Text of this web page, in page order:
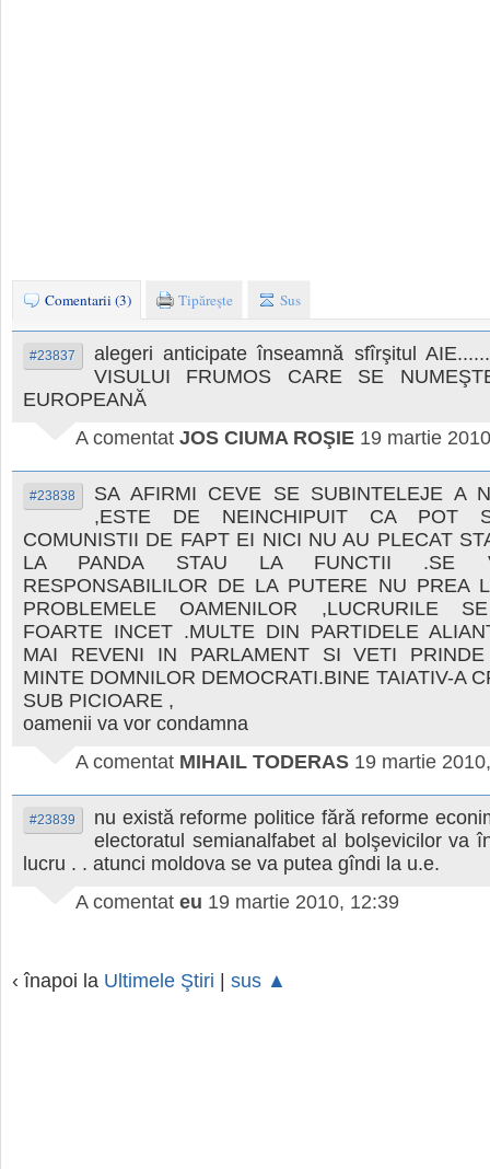
Comentarii (3) Tipăreşte Sus
#23837
alegeri anticipate înseamnă sfîrşitul
VISULUI FRUMOS CARE SE
EUROPEANĂ
A comentat JOS CIUMA ROŞIE 19 martie
#23838
SA AFIRMI CEVE SE SUBINTELEJE A
,ESTE DE NEINCHIPUIT CA POT
COMUNISTII DE FAPT EI NICI NU AU PLECAT
LA PANDA STAU LA FUNCTII .SE
RESPONSABILILOR DE LA PUTERE NU PREA
PROBLEMELE OAMENILOR ,LUCRURILE
FOARTE INCET .MULTE DIN PARTIDELE
MAI REVENI IN PARLAMENT SI VETI
MINTE DOMNILOR DEMOCRATI.BINE TAIATIV-A
SUB PICIOARE ,
oamenii va vor condamna
A comentat MIHAIL TODERAS 19 martie
#23839
nu există reforme politice fără reforme
electoratul semianalfabet al bolşevicilor va
lucru . . atunci moldova se va putea gîndi la u.e.
A comentat eu 19 martie 2010, 12:39
‹ înapoi la Ultimele Ştiri | sus ▲